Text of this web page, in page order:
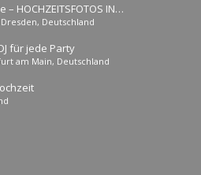
HOCHZEITSFOTOS IN
Deutschland
für jede Party
am Main, Deutschland